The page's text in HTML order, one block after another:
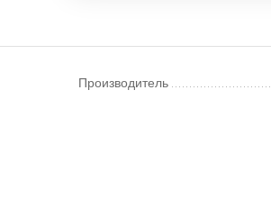
Производитель